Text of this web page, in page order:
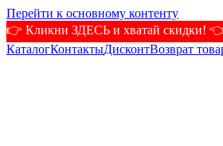
Перейти к основному контенту
👉 Кликни ЗДЕСЬ и хватай скидки!
КаталогКонтактыДисконтВозврат